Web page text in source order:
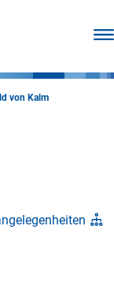
von Kalm